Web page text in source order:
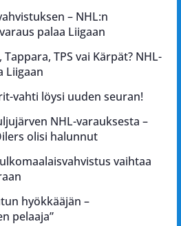
– NHL:n
palaa Liigaan
TPS vai Kärpät? NHL-
Liigaan
vahti löysi uuden seuran!
NHL-varauksesta –
olisi halunnut
vaihtaa
hyökkääjän –
pelaaja”